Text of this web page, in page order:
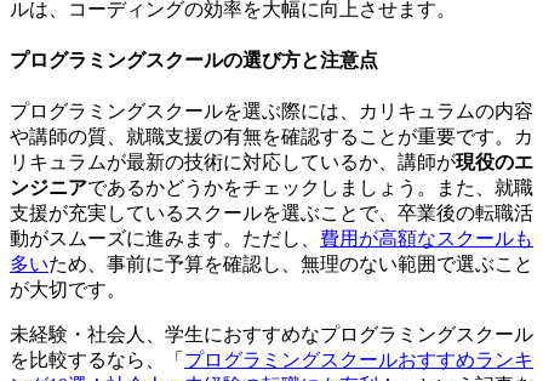
ルは、コーディングの効率を大幅に向上させます。
プログラミングスクールの選び方と注意点
プログラミングスクールを選ぶ際には、カリキュラムの内容
や講師の質、 就職支援の有無を確認することが重要です。カ
リキュラムが最新の技術に対応しているか、講師が現役のエ
ンジニアであるかどうかをチェックしましょう。また、就職
支援が充実しているスクールを選ぶことで、卒業後の転職活
動がスムーズに進みます。ただし、 費用が高額なスクールも
多いため、事前に予算を確認し、無理のない範囲で選ぶこと
が大切です。
未経験・社会人、学生におすすめなプログラミングスクール
を比較するなら、「 プログラミングスクールおすすめランキ